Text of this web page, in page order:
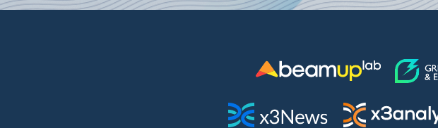
борса
регистрация и търговия
книжа
подаване на вътрешни